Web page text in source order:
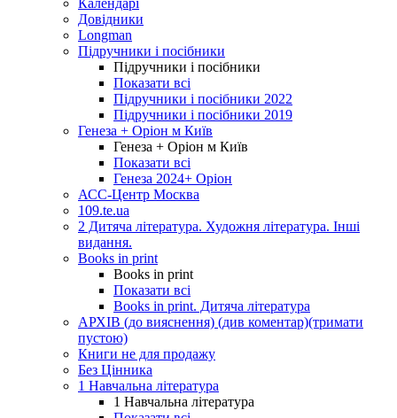
Календарі
Довідники
Longman
Підручники і посібники
Підручники і посібники
Показати всі
Підручники і посібники 2022
Підручники і посібники 2019
Генеза + Оріон м Київ
Генеза + Оріон м Київ
Показати всі
Генеза 2024+ Оріон
АСС-Центр Москва
109.te.ua
2 Дитяча література. Художня література. Інші
видання.
Books in print
Books in print
Показати всі
Books in print. Дитяча література
АРХІВ (до вияснення) (див коментар)(тримати
пустою)
Книги не для продажу
Без Цінника
1 Навчальна література
1 Навчальна література